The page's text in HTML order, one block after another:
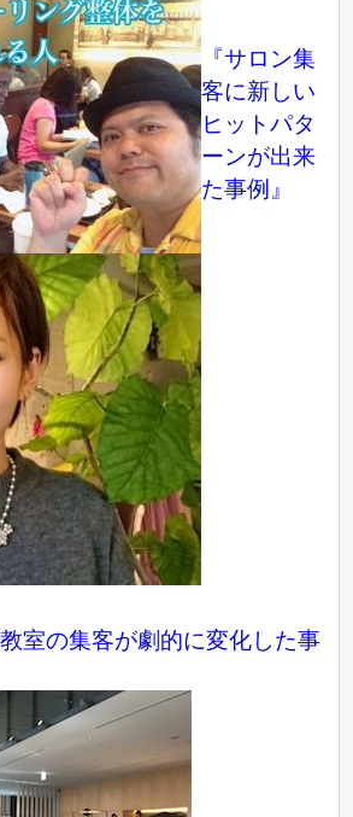
『サロン集
客に新しい
ヒットパタ
ーンが出来
た事例』
教室の集客が劇的に変化した事